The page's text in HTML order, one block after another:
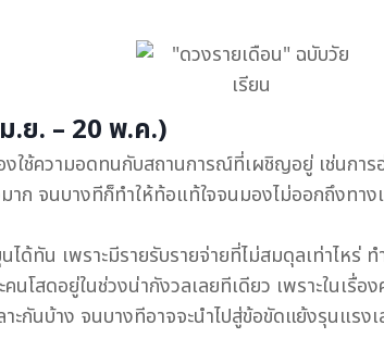
.ย. – 20 พ.ค.)
งใช้ความอดทนกับสถานการณ์ที่เผชิญอยู่ เช่นก
าก จนบางทีก็ทำให้ท้อแท้ใจจนมองไม่ออกถึงทา
ได้ทัน เพราะมีรายรับรายจ่ายที่ไม่สมดุลเท่าไหร่
โสดอยู่ในช่วงน่ากังวลเลยทีเดียว เพราะในเรื่
กันบ้าง จนบางทีอาจจะนำไปสู่ข้อขัดแย้งรุนแรง